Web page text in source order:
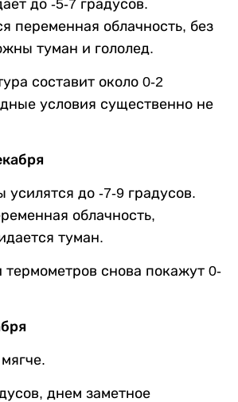
до -5-7 градусов.
переменная облачность, без
туман и гололед.
составит около 0-2
условия существенно не
до -7-9 градусов.
облачность,
туман.
снова покажут 0-
днем заметное